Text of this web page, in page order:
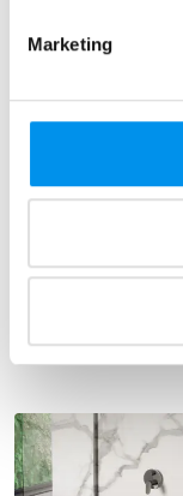
Marketing
Ver opciones›